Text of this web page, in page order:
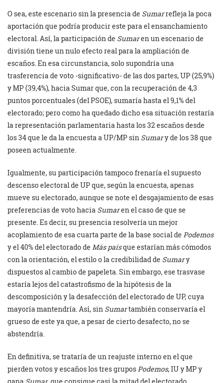
O sea, este escenario sin la presencia de Sumarrefleja la poca
aportación que podría producir este para el ensanchamiento
electoral. Así, la participación de Sumaren un escenario de
división tiene un nulo efecto real para la ampliación de
escaños. En esa circunstancia, solo supondría una
trasferencia de voto -significativo- de las dos partes, UP (25,9%)
y MP (39,4%), hacia Sumar que, con la recuperación de 4,3
puntos porcentuales (del PSOE), sumaría hasta el 9,1% del
electorado; pero como ha quedado dicho esa situación restaría
la representación parlamentaria hasta los 32 escaños desde
los 34 que le da la encuesta a UP/MP sin Sumary de los 38 que
poseen actualmente.
Igualmente, su participación tampoco frenaría el supuesto
descenso electoral de UP que, según la encuesta, apenas
mueve su electorado, aunque se note el desgajamiento de esas
preferencias de voto hacia Sumaren el caso de que se
presente. Es decir, su presencia resolvería un mejor
acoplamiento de esa cuarta parte de la base social de Podemos
y el 40% del electorado de Más paísque estarían más cómodos
con la orientación, el estilo o la credibilidad de Sumary
dispuestos al cambio de papeleta. Sin embargo, ese trasvase
estaría lejos del catastrofismo de la hipótesis de la
descomposición y la desafección del electorado de UP, cuya
mayoría mantendría. Así, sin Sumartambién conservaría el
grueso de este ya que, a pesar de cierto desafecto, no se
abstendría.
En definitiva, se trataría de un reajuste interno en el que
pierden votos y escaños los tres gruposPodemos, IU y MP y